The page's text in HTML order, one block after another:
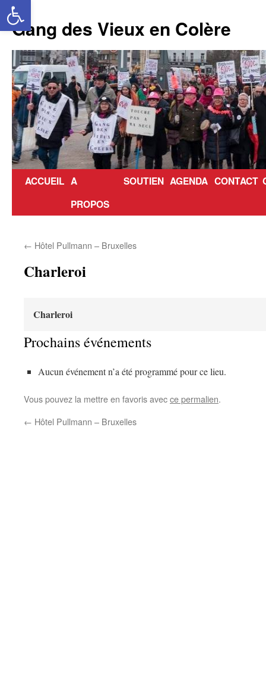
Aller
au
contenu
Gang des Vieux en Colère
ACCUEIL A
PROPOS
SOUTIEN AGENDA CONTACT
← Hôtel Pullmann – Bruxelles
Charleroi
Charleroi
Prochains événements
Aucun événement n’a été programmé pour ce lieu.
Vous pouvez la mettre en favoris avecce permalien.
← Hôtel Pullmann – Bruxelles